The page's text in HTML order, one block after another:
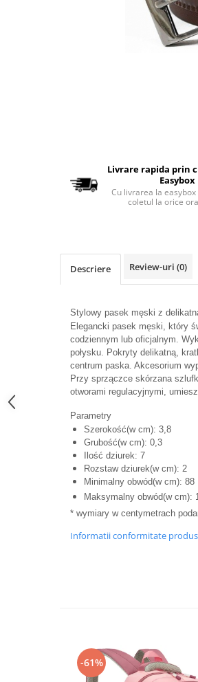
Livrare rapida prin
Easybox
Cu livrarea la
coletul la orice
Descriere Review-uri (0)
Stylowy pasek męski z
Elegancki pasek męski, który
codziennym lub oficjalnym.
połysku. Pokryty delikatną,
centrum paska. Akcesorium
Przy sprzączce skórzana
otworami regulacyjnymi,
Parametry
Szerokość(w cm): 3,8
Grubość(w cm): 0,3
Ilość dziurek: 7
Rozstaw dziurek(w cm): 2
Minimalny obwód(w cm): 88
Maksymalny obwód(w cm):
* wymiary w centymetrach
Informatii conformitate produs
-61%